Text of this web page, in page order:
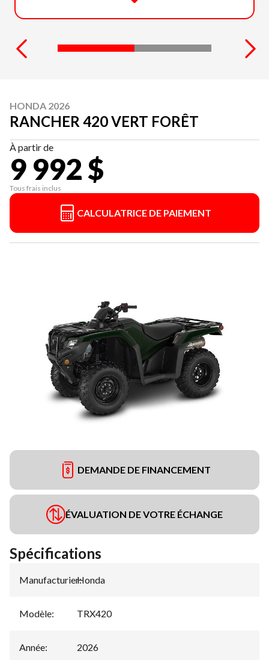
HONDA 2026
RANCHER 420 VERT FORÊT
À partir de
9 992 $
Tous frais inclus
CALCULATRICE DE PAIEMENT
DEMANDE DE FINANCEMENT
ÉVALUATION DE VOTRE ÉCHANGE
Spécifications
Manufacturier:
Honda
Modèle: TRX420
Année: 2026